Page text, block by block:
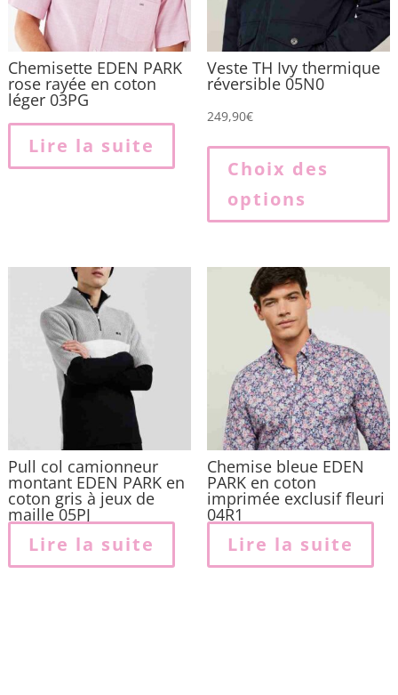
Chemisette EDEN PARK
rose rayée en coton
léger 03PG
Lire la suite
Veste TH Ivy thermique
réversible 05N0
249,90€
Choix des
options
Pull col camionneur
montant EDEN PARK en
coton gris à jeux de
maille 05PJ
Lire la suite
Chemise bleue EDEN
PARK en coton
imprimée exclusif fleuri
04R1
Lire la suite